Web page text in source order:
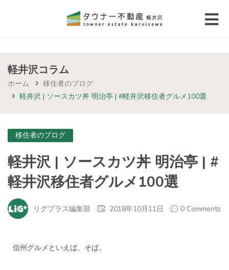
(物件種別から選ぶ)
(価格帯から選ぶ)
(コラム・移住者の声)
(お問い合わせ)
軽井沢コラム
ホーム
移住者のブログ
軽井沢 | ソースカツ丼 明治亭 | #軽井沢移住者グルメ100選
移住者のブログ
軽井沢 | ソースカツ丼 明治亭 | #
軽井沢移住者グルメ100選
リグプラス編集部 2018年10月11日 0 Comments
信州グルメといえば、そば。